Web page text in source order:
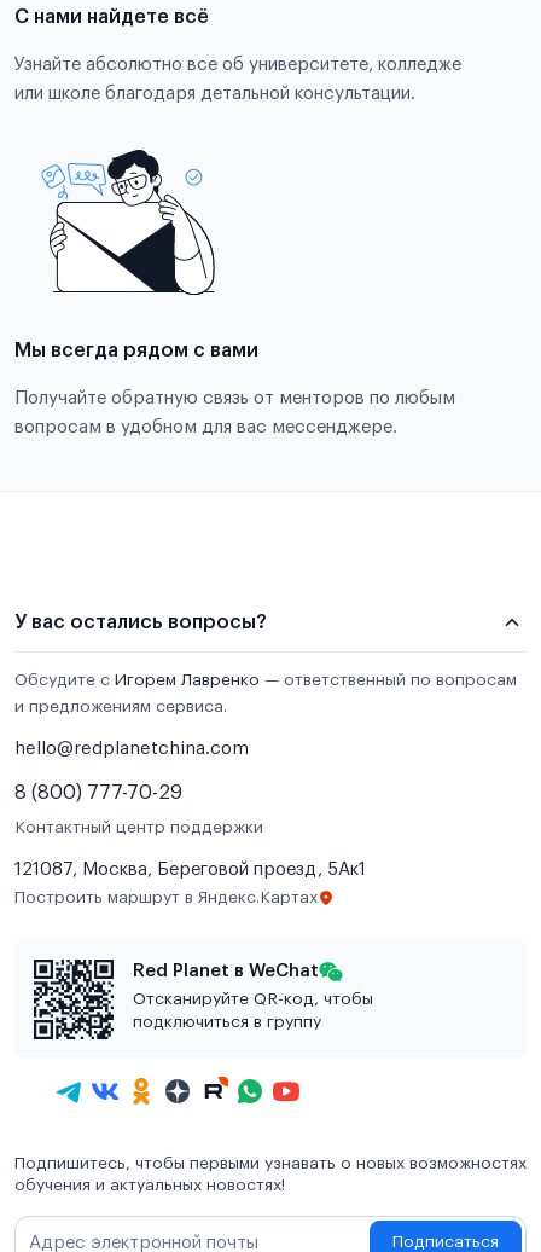
С нами найдете всё
Узнайте абсолютно все об университете, колледже
или школе благодаря детальной консультации.
Мы всегда рядом с вами
Получайте обратную связь от менторов по любым
вопросам в удобном для вас мессенджере.
У вас остались вопросы?
Обсудите с Игорем Лавренко — ответственный по вопросам
и предложениям сервиса.
hello@redplanetchina.com
8 (800) 777-70-29
Контактный центр поддержки
121087, Москва, Береговой проезд, 5Ак1
Построить маршрут в Яндекс.Картах
Red Planet в WeChat
Отсканируйте QR-код, чтобы
подключиться в группу
Подпишитесь, чтобы первыми узнавать о новых возможностях
обучения и актуальных новостях!
Подписаться